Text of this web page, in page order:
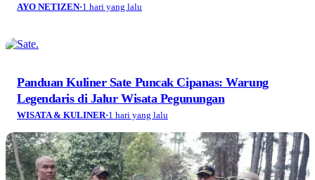
AYO NETIZEN·1 hari yang lalu
Panduan Kuliner Sate Puncak Cipanas: Warung
Legendaris di Jalur Wisata Pegunungan
WISATA & KULINER·1 hari yang lalu